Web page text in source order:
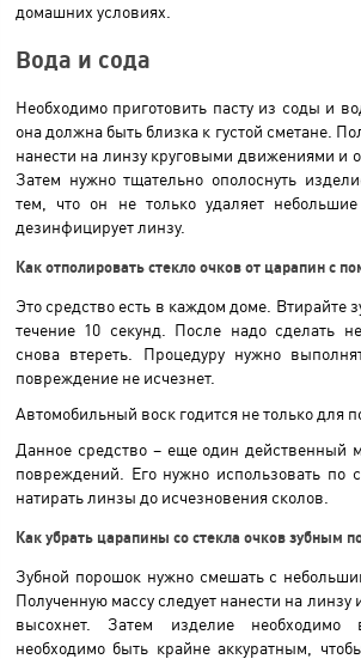
домашних условиях.
Вода и сода
Необходимо приготовить пасту из соды и
она должна быть близка к густой сметане.
нанести на линзу круговыми движениями и
Затем нужно тщательно ополоснуть
тем, что он не только удаляет
дезинфицирует линзу.
Как отполировать стекло очков от царапин с
Это средство есть в каждом доме. Втирайте
течение 10 секунд. После надо сделать
снова втереть. Процедуру нужно
повреждение не исчезнет.
Автомобильный воск годится не только для
Данное средство – еще один действенный
повреждений. Его нужно использовать по
натирать линзы до исчезновения сколов.
Как убрать царапины со стекла очков зубным
Зубной порошок нужно смешать с
Полученную массу следует нанести на линзу
высохнет. Затем изделие
необходимо быть крайне аккуратным,